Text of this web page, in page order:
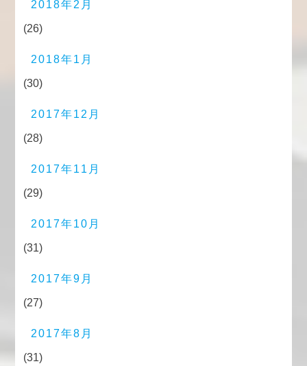
2018年2月
(26)
2018年1月
(30)
2017年12月
(28)
2017年11月
(29)
2017年10月
(31)
2017年9月
(27)
2017年8月
(31)